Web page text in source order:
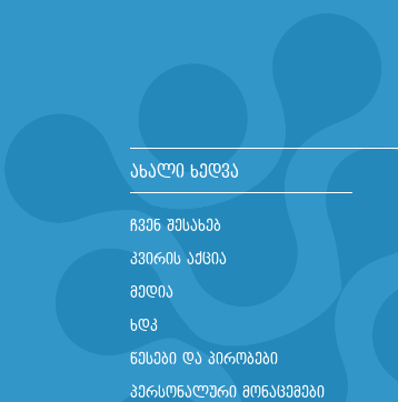
ახალი ხედვა
ჩვენ შესახებ
კვირის აქცია
მედია
ხდკ
წესები და პირობები
პერსონალური მონაცემები